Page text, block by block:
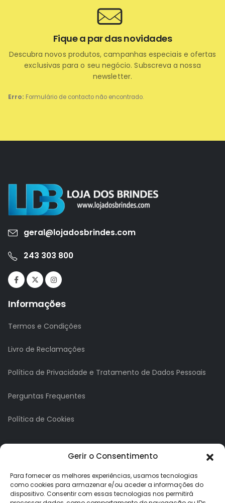
Gerir o Consentimento
Para fornecer as melhores experiências, usamos tecnologias
como cookies para armazenar e/ou aceder a informações do
dispositivo. Consentir com essas tecnologias nos permitirá
Erro: Formulário de contacto não encontrado.
Fique a par das novidades
Descubra novos produtos, campanhas especiais e ofertas
exclusivas para o seu negócio. Subscreva a nossa
newsletter.
geral@lojadosbrindes.com
243 303 800
Informações
Termos e Condições
Livro de Reclamações
Política de Privacidade e Tratamento de Dados Pessoais
Perguntas Frequentes
Política de Cookies
A minha conta
A Minha Conta
Histórico de Pedidos